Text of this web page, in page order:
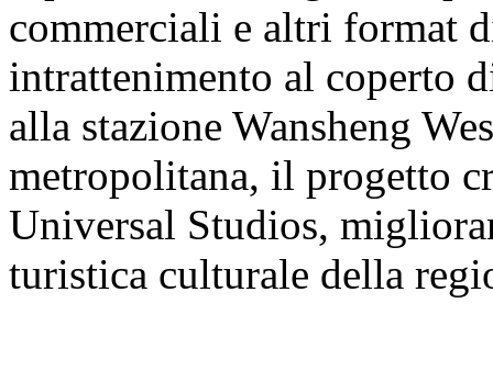
commerciali e altri format
intrattenimento al coperto
alla stazione Wansheng
metropolitana, il progetto
Universal Studios,
turistica culturale della